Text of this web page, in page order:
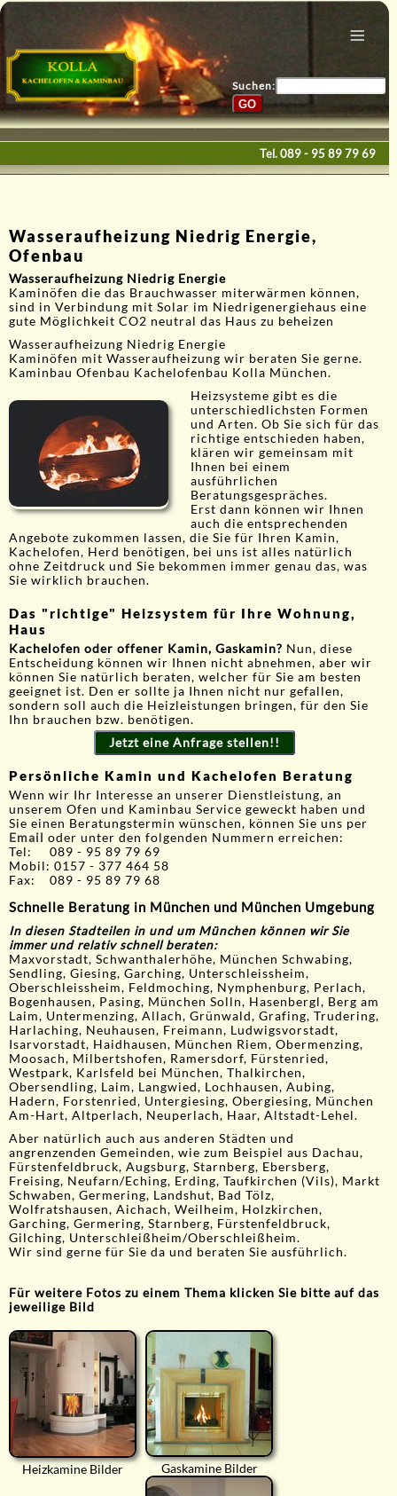
Menu
Bau & Design
Galerie
Service
Suchen:
Tel.089 - 95 89 79 69
Wasseraufheizung Niedrig Energie,
Ofenbau
Wasseraufheizung Niedrig Energie
Kaminöfen die das Brauchwasser miterwärmen können,
sind in Verbindung mit Solar im Niedrigenergiehaus eine
gute Möglichkeit CO2 neutral das Haus zu beheizen
Wasseraufheizung Niedrig Energie
Kaminöfen mit Wasseraufheizung wir beraten Sie gerne.
Kaminbau Ofenbau Kachelofenbau Kolla München.
Heizsysteme gibt es die
unterschiedlichsten Formen
und Arten. Ob Sie sich für das
richtige entschieden haben,
klären wir gemeinsam mit
Ihnen bei einem
ausführlichen
Beratungsgespräches.
Erst dann können wir Ihnen
auch die entsprechenden
Angebote zukommen lassen, die Sie für Ihren Kamin,
Kachelofen, Herd benötigen, bei uns ist alles natürlich
ohne Zeitdruck und Sie bekommen immer genau das, was
Sie wirklich brauchen.
Das "richtige" Heizsystem für Ihre Wohnung,
Haus
Kachelofen oder offener Kamin, Gaskamin? Nun, diese
Entscheidung können wir Ihnen nicht abnehmen, aber wir
können Sie natürlich beraten, welcher für Sie am besten
geeignet ist. Den er sollte ja Ihnen nicht nur gefallen,
sondern soll auch die Heizleistungen bringen, für den Sie
Ihn brauchen bzw. benötigen.
Jetzt eine Anfrage stellen!!
Persönliche Kamin und Kachelofen Beratung
Wenn wir Ihr Interesse an unserer Dienstleistung, an
unserem Ofen und Kaminbau Service geweckt haben und
Sie einen Beratungstermin wünschen, können Sie uns per
Email oder unter den folgenden Nummern erreichen:
Tel: 089 - 95 89 79 69
Mobil: 0157 - 377 464 58
Fax: 089 - 95 89 79 68
Schnelle Beratung in München und München Umgebung
In diesen Stadteilen in und um München können wir Sie
immer und relativ schnell beraten:
Maxvorstadt, Schwanthalerhöhe, München Schwabing,
Sendling, Giesing, Garching, Unterschleissheim,
Oberschleissheim, Feldmoching, Nymphenburg, Perlach,
Bogenhausen, Pasing, München Solln, Hasenbergl, Berg am
Laim, Untermenzing, Allach, Grünwald, Grafing, Trudering,
Harlaching, Neuhausen, Freimann, Ludwigsvorstadt,
Isarvorstadt, Haidhausen, München Riem, Obermenzing,
Moosach, Milbertshofen, Ramersdorf, Fürstenried,
Westpark, Karlsfeld bei München, Thalkirchen,
Obersendling, Laim, Langwied, Lochhausen, Aubing,
Hadern, Forstenried, Untergiesing, Obergiesing, München
Am-Hart, Altperlach, Neuperlach, Haar, Altstadt-Lehel.
Aber natürlich auch aus anderen Städten und
angrenzenden Gemeinden, wie zum Beispiel aus Dachau,
Fürstenfeldbruck, Augsburg, Starnberg, Ebersberg,
Freising, Neufarn/Eching, Erding, Taufkirchen (Vils), Markt
Schwaben, Germering, Landshut, Bad Tölz,
Wolfratshausen, Aichach, Weilheim, Holzkirchen,
Garching, Germering, Starnberg, Fürstenfeldbruck,
Gilching, Unterschleißheim/Oberschleißheim.
Wir sind gerne für Sie da und beraten Sie ausführlich.
Für weitere Fotos zu einem Thema klicken Sie bitte auf das
jeweilige Bild
Heizkamine Bilder Gaskamine Bilder